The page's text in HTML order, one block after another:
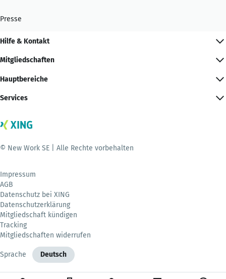
Presse
Hilfe & Kontakt
Mitgliedschaften
Hauptbereiche
Services
© New Work SE | Alle Rechte vorbehalten
Impressum
AGB
Datenschutz bei XING
Datenschutzerklärung
Mitgliedschaft kündigen
Tracking
Mitgliedschaften widerrufen
Sprache Deutsch